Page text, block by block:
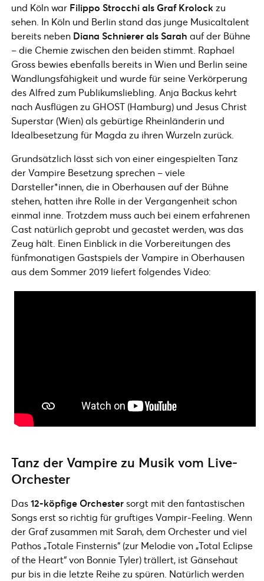
und Köln war Filippo Strocchi als Graf Krolock zu
sehen. In Köln und Berlin stand das junge Musicaltalent
bereits neben Diana Schnierer als Sarah auf der Bühne
– die Chemie zwischen den beiden stimmt. Raphael
Gross bewies ebenfalls bereits in Wien und Berlin seine
Wandlungsfähigkeit und wurde für seine Verkörperung
des Alfred zum Publikumsliebling. Anja Backus kehrt
nach Ausflügen zu GHOST (Hamburg) und Jesus Christ
Superstar (Wien) als gebürtige Rheinländerin und
Idealbesetzung für Magda zu ihren Wurzeln zurück.
Grundsätzlich lässt sich von einer eingespielten Tanz
der Vampire Besetzung sprechen – viele
Darsteller*innen, die in Oberhausen auf der Bühne
stehen, hatten ihre Rolle in der Vergangenheit schon
einmal inne. Trotzdem muss auch bei einem erfahrenen
Cast natürlich geprobt und gecastet werden, was das
Zeug hält. Einen Einblick in die Vorbereitungen des
fünfmonatigen Gastspiels der Vampire in Oberhausen
aus dem Sommer 2019 liefert folgendes Video:
Tanz der Vampire zu Musik vom Live-
Orchester
Das12-köpfige Orchestersorgt mit den fantastischen
Songs erst so richtig für gruftiges Vampir-Feeling. Wenn
der Graf zusammen mit Sarah, dem Orchester und viel
Pathos „Totale Finsternis“ (zur Melodie von „Total Eclipse
of the Heart“ von Bonnie Tyler) trällert, ist Gänsehaut
pur bis in die letzte Reihe zu spüren. Natürlich werden